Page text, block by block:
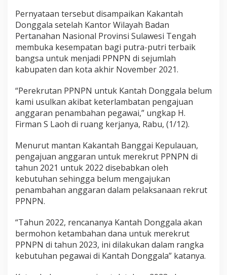
Pernyataan tersebut disampaikan Kakantah
Donggala setelah Kantor Wilayah Badan
Pertanahan Nasional Provinsi Sulawesi Tengah
membuka kesempatan bagi putra-putri terbaik
bangsa untuk menjadi PPNPN di sejumlah
kabupaten dan kota akhir November 2021.
“Perekrutan PPNPN untuk Kantah Donggala belum
kami usulkan akibat keterlambatan pengajuan
anggaran penambahan pegawai,” ungkap H.
Firman S Laoh di ruang kerjanya, Rabu, (1/12).
Menurut mantan Kakantah Banggai Kepulauan,
pengajuan anggaran untuk merekrut PPNPN di
tahun 2021 untuk 2022 disebabkan oleh
kebutuhan sehingga belum mengajukan
penambahan anggaran dalam pelaksanaan rekrut
PPNPN.
“Tahun 2022, rencananya Kantah Donggala akan
bermohon ketambahan dana untuk merekrut
PPNPN di tahun 2023, ini dilakukan dalam rangka
kebutuhan pegawai di Kantah Donggala” katanya.